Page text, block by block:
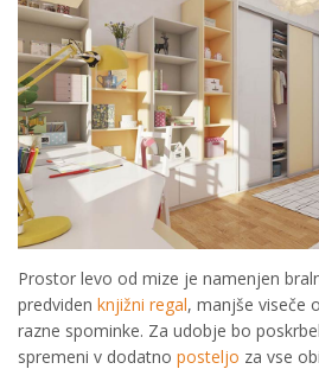
Prostor levo od mize je namenjen
predviden knjižni regal, manjše viseče
razne spominke. Za udobje bo
spremeni v dodatno posteljo za vse